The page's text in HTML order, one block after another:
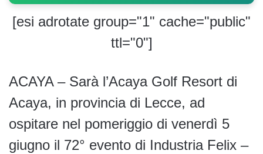
[esi adrotate group="1" cache="public"
ttl="0"]
ACAYA – Sarà l’Acaya Golf Resort di
Acaya, in provincia di Lecce, ad
ospitare nel pomeriggio di venerdì 5
giugno il 72° evento di Industria Felix –